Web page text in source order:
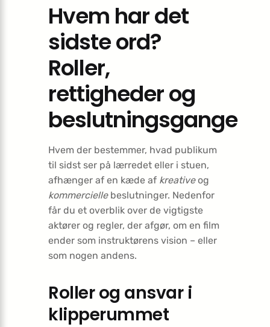
Hvem har det
sidste ord?
Roller,
rettigheder og
beslutningsgange
Hvem der bestemmer, hvad publikum
til sidst ser på lærredet eller i stuen,
afhænger af en kæde af kreativeog
kommerciellebeslutninger. Nedenfor
får du et overblik over de vigtigste
aktører og regler, der afgør, om en film
ender som instruktørens vision – eller
som nogen andens.
Roller og ansvar i
klipperummet